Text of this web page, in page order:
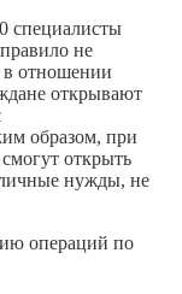
специалисты
не
в отношении
открывают
образом, при
открыть
нужды, не
операций по